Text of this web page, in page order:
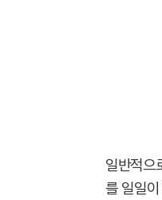
일반적으
를 일일